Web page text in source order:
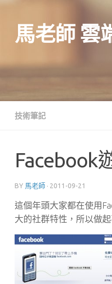
馬老師 雲
技術筆記
Facebook
BY 馬老師 · 2011-09-21
這個年頭大家都在使用
大的社群特性，所以做